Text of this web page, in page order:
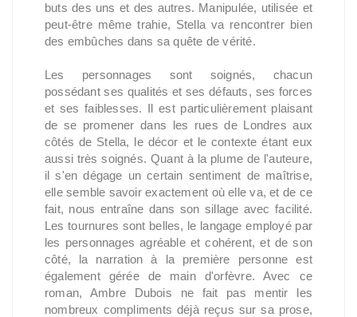
buts des uns et des autres. Manipulée, utilisée et
peut-être même trahie, Stella va rencontrer bien
des embûches dans sa quête de vérité.
Les personnages sont soignés, chacun
possédant ses qualités et ses défauts, ses forces
et ses faiblesses. Il est particulièrement plaisant
de se promener dans les rues de Londres aux
côtés de Stella, le décor et le contexte étant eux
aussi très soignés. Quant à la plume de l'auteure,
il s'en dégage un certain sentiment de maîtrise,
elle semble savoir exactement où elle va, et de ce
fait, nous entraîne dans son sillage avec facilité.
Les tournures sont belles, le langage employé par
les personnages agréable et cohérent, et de son
côté, la narration à la première personne est
également gérée de main d'orfèvre. Avec ce
roman, Ambre Dubois ne fait pas mentir les
nombreux compliments déjà reçus sur sa prose,